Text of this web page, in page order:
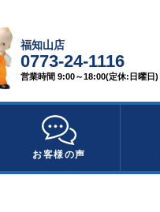
福知山店
0773-24-1116
営業時間 9:00～18:00(定休:日曜日)
お客様の声